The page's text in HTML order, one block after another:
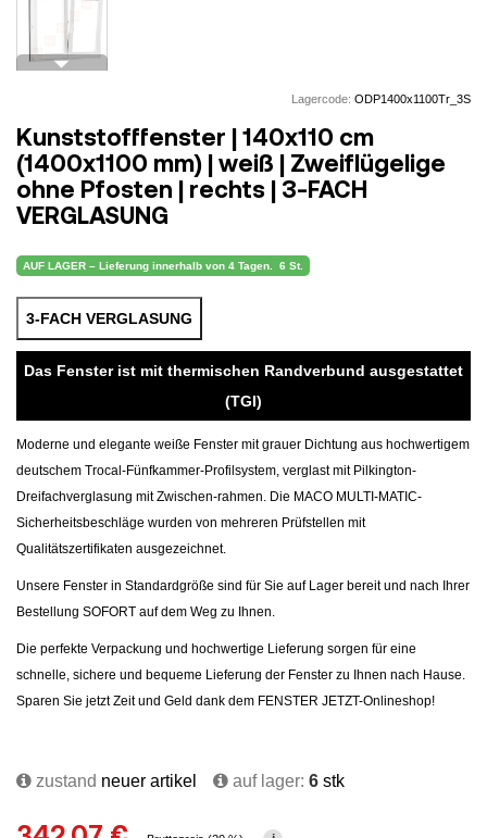
arrow_drop_down
Lagercode: ODP1400x1100Tr_3S
Kunststofffenster | 140x110 cm
(1400x1100 mm) | weiß | Zweiflügelige
ohne Pfosten | rechts | 3-FACH
VERGLASUNG
AUF LAGER – Lieferung innerhalb von 4 Tagen. 6 St.
3-FACH VERGLASUNG
Das Fenster ist mit thermischen Randverbund ausgestattet
(TGI)
Moderne und elegante weiße Fenster mit grauer Dichtung aus hochwertigem
deutschem Trocal-Fünfkammer-Profilsystem, verglast mit Pilkington-
Dreifachverglasung mit Zwischen-rahmen. Die MACO MULTI-MATIC-
Sicherheitsbeschläge wurden von mehreren Prüfstellen mit
Qualitätszertifikaten ausgezeichnet.
Unsere Fenster in Standardgröße sind für Sie auf Lager bereit und nach Ihrer
Bestellung SOFORT auf dem Weg zu Ihnen.
Die perfekte Verpackung und hochwertige Lieferung sorgen für eine
schnelle, sichere und bequeme Lieferung der Fenster zu Ihnen nach Hause.
Sparen Sie jetzt Zeit und Geld dank dem FENSTER JETZT-Onlineshop!
zustand neuer artikel auf lager: 6 stk